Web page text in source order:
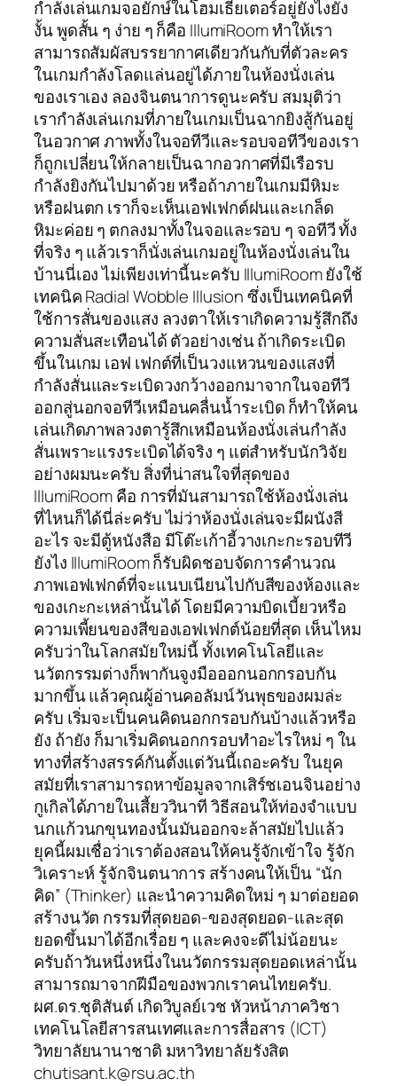
กำลังเล่นเกมจอยักษ์ในโฮมเธียเตอร์อยู่ยังไงยัง
งั้น พูดสั้น ๆ ง่าย ๆ ก็คือ IllumiRoom ทำให้เรา
สามารถสัมผัสบรรยากาศเดียวกันกับที่ตัวละคร
ในเกมกำลังโลดแล่นอยู่ได้ภายในห้องนั่งเล่น
ของเราเอง ลองจินตนาการดูนะครับ สมมุติว่า
เรากำลังเล่นเกมที่ภายในเกมเป็นฉากยิงสู้กันอยู่
ในอวกาศ ภาพทั้งในจอทีวีและรอบจอทีวีของเรา
ก็ถูกเปลี่ยนให้กลายเป็นฉากอวกาศที่มีเรือรบ
กำลังยิงกันไปมาด้วย หรือถ้าภายในเกมมีหิมะ
หรือฝนตก เราก็จะเห็นเอฟเฟกต์ฝนและเกล็ด
หิมะค่อย ๆ ตกลงมาทั้งในจอและรอบ ๆ จอทีวี ทั้ง
ที่จริง ๆ แล้วเราก็นั่งเล่นเกมอยู่ในห้องนั่งเล่นใน
บ้านนี่เอง ไม่เพียงเท่านี้นะครับ IllumiRoom ยังใช้
เทคนิค Radial Wobble Illusion ซึ่งเป็นเทคนิคที่
ใช้การสั่นของแสง ลวงตาให้เราเกิดความรู้สึกถึง
ความสั่นสะเทือนได้ ตัวอย่างเช่น ถ้าเกิดระเบิด
ขึ้นในเกม เอฟ เฟกต์ที่เป็นวงแหวนของแสงที่
กำลังสั่นและระเบิดวงกว้างออกมาจากในจอทีวี
ออกสู่นอกจอทีวีเหมือนคลื่นน้ำระเบิด ก็ทำให้คน
เล่นเกิดภาพลวงตารู้สึกเหมือนห้องนั่งเล่นกำลัง
สั่นเพราะแรงระเบิดได้จริง ๆ แต่สำหรับนักวิจัย
อย่างผมนะครับ สิ่งที่น่าสนใจที่สุดของ
IllumiRoom คือ การที่มันสามารถใช้ห้องนั่งเล่น
ที่ไหนก็ได้นี่ล่ะครับ ไม่ว่าห้องนั่งเล่นจะมีผนังสี
อะไร จะมีตู้หนังสือ มีโต๊ะเก้าอี้วางเกะกะรอบทีวี
ยังไง IllumiRoom ก็รับผิดชอบจัดการคำนวณ
ภาพเอฟเฟกต์ที่จะแนบเนียนไปกับสีของห้องและ
ของเกะกะเหล่านั้นได้ โดยมีความบิดเบี้ยวหรือ
ความเพี้ยนของสีของเอฟเฟกต์น้อยที่สุด เห็นไหม
ครับว่าในโลกสมัยใหม่นี้ ทั้งเทคโนโลยีและ
นวัตกรรมต่างก็พากันจูงมือออกนอกกรอบกัน
มากขึ้น แล้วคุณผู้อ่านคอลัมน์วันพุธของผมล่ะ
ครับ เริ่มจะเป็นคนคิดนอกกรอบกันบ้างแล้วหรือ
ยัง ถ้ายัง ก็มาเริ่มคิดนอกกรอบทำอะไรใหม่ ๆ ใน
ทางที่สร้างสรรค์กันตั้งแต่วันนี้เถอะครับ ในยุค
สมัยที่เราสามารถหาข้อมูลจากเสิร์ชเอนจินอย่าง
กูเกิลได้ภายในเสี้ยววินาที วิธีสอนให้ท่องจำแบบ
นกแก้วนกขุนทองนั้นมันออกจะล้าสมัยไปแล้ว
ยุคนี้ผมเชื่อว่าเราต้องสอนให้คนรู้จักเข้าใจ รู้จัก
วิเคราะห์ รู้จักจินตนาการ สร้างคนให้เป็น “นัก
คิด” (Thinker) และนำความคิดใหม่ ๆ มาต่อยอด
สร้างนวัต กรรมที่สุดยอด-ของสุดยอด-และสุด
ยอดขึ้นมาได้อีกเรื่อย ๆ และคงจะดีไม่น้อยนะ
ครับถ้าวันหนึ่งหนึ่งในนวัตกรรมสุดยอดเหล่านั้น
สามารถมาจากฝีมือของพวกเราคนไทยครับ.
ผศ.ดร.ชุติสันต์ เกิดวิบูลย์เวช หัวหน้าภาควิชา
เทคโนโลยีสารสนเทศและการสื่อสาร (ICT)
วิทยาลัยนานาชาติ มหาวิทยาลัยรังสิต
chutisant.k@rsu.ac.th